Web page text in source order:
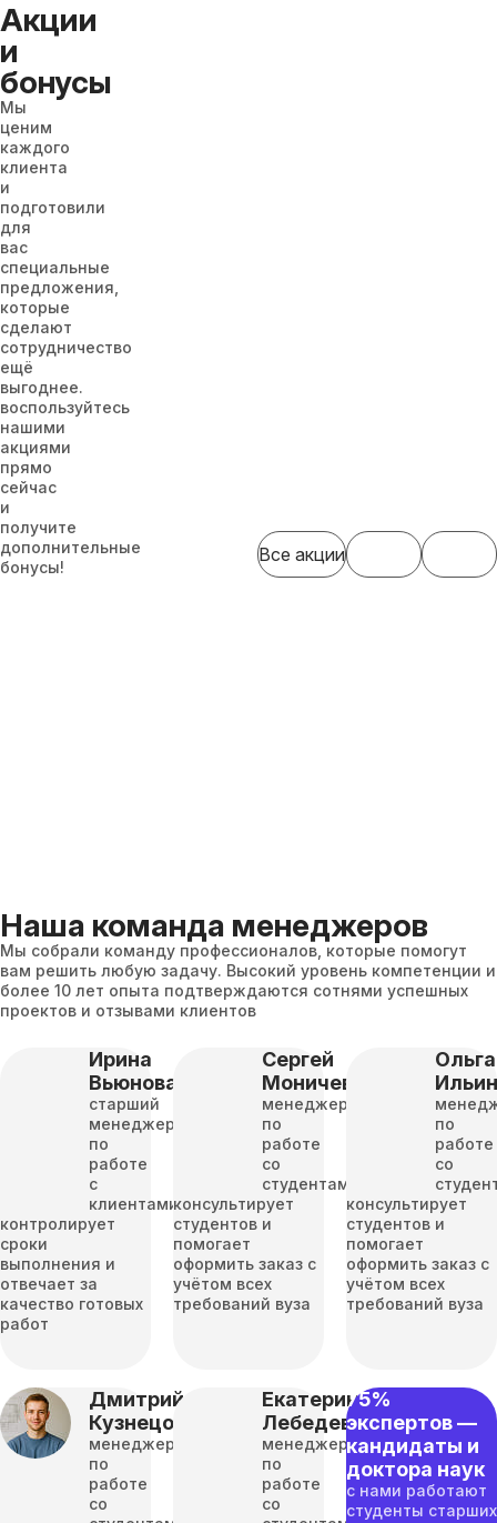
Акции
и
бонусы
Мы
ценим
каждого
клиента
и
подготовили
для
вас
специальные
предложения,
которые
сделают
сотрудничество
ещё
выгоднее.
воспользуйтесь
нашими
акциями
прямо
сейчас
и
получите
дополнительные
бонусы!
Все акции
Наша команда менеджеров
Мы собрали команду профессионалов, которые помогут
вам решить любую задачу. Высокий уровень компетенции и
более 10 лет опыта подтверждаются сотнями успешных
проектов и отзывами клиентов
Ирина
Вьюнова
старший
менеджер
по
работе
с
клиентами
контролирует
сроки
выполнения и
отвечает за
качество готовых
работ
Сергей
Моничев
менеджер
по
работе
со
студентами
консультирует
студентов и
помогает
оформить заказ с
учётом всех
требований вуза
Ольга
по
работе
со
консультирует
студентов и
помогает
оформить заказ с
учётом всех
требований вуза
Дмитрий
Кузнецов
менеджер
по
работе
со
Екатерина
Лебедева
менеджер
по
работе
со
75%
экспертов —
кандидаты и
доктора наук
с нами работают
студенты старших